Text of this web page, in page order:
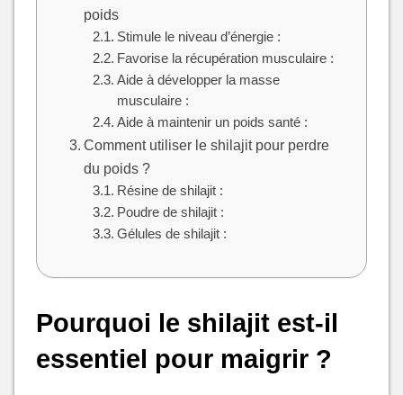
poids
Stimule le niveau d’énergie :
Favorise la récupération musculaire :
Aide à développer la masse
musculaire :
Aide à maintenir un poids santé :
Comment utiliser le shilajit pour perdre
du poids ?
Résine de shilajit :
Poudre de shilajit :
Gélules de shilajit :
Pourquoi le shilajit est-il
essentiel pour maigrir ?